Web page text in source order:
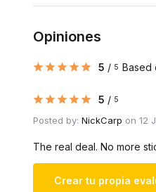
Opiniones
5 / 5 Based
5 / 5
Posted by: NickCarp on 12
The real deal. No more
Crear tu propia